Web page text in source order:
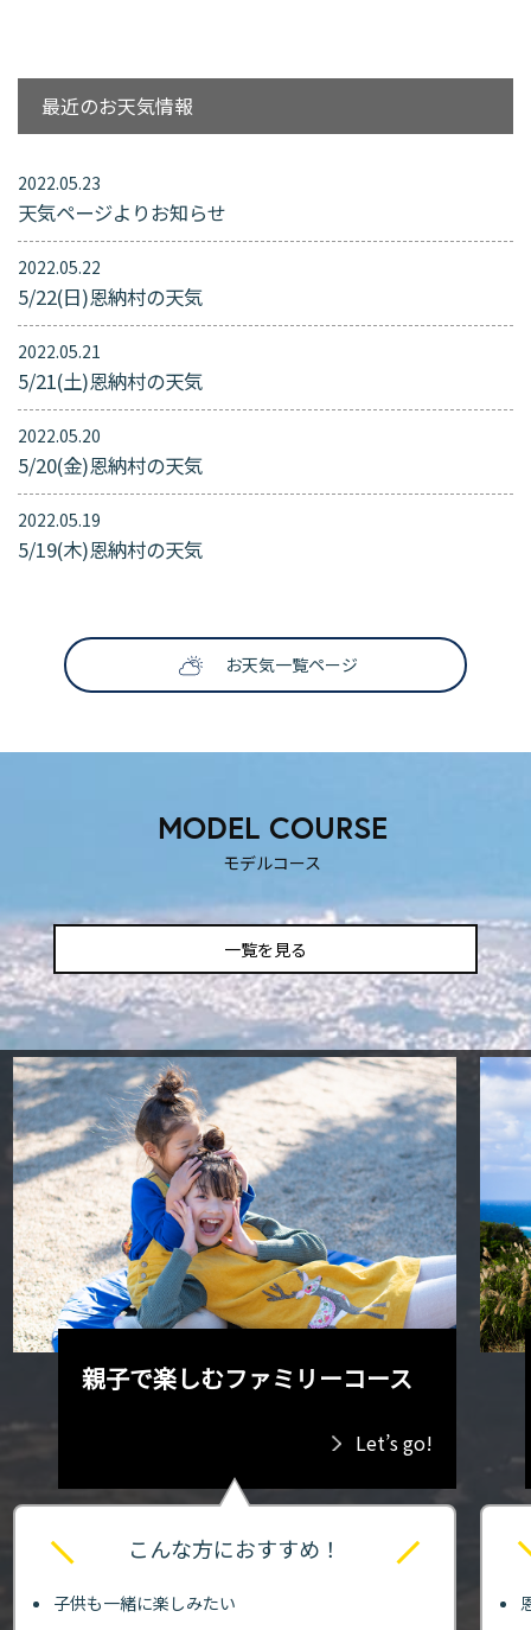
ィックな時を過ごしたいふ
SNS映えする撮影スポット
も楽しい！
最近のお天気情報
2022.05.23
天気ページよりお知らせ
2022.05.22
5/22(日)恩納村の天気
2022.05.21
5/21(土)恩納村の天気
2022.05.20
5/20(金)恩納村の天気
2022.05.19
5/19(木)恩納村の天気
お天気一覧ページ
MODEL COURSE
モデルコース
一覧を見る
親子で楽しむファミリーコース
Let’s go!
こんな方におすすめ！
子供も一緒に楽しみたい